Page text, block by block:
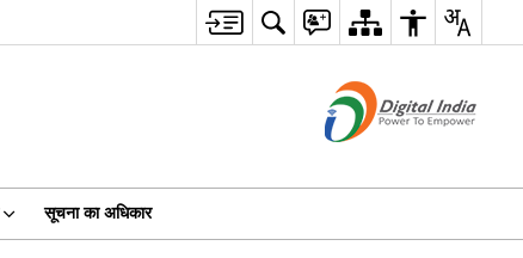
सूचना का अधिकार